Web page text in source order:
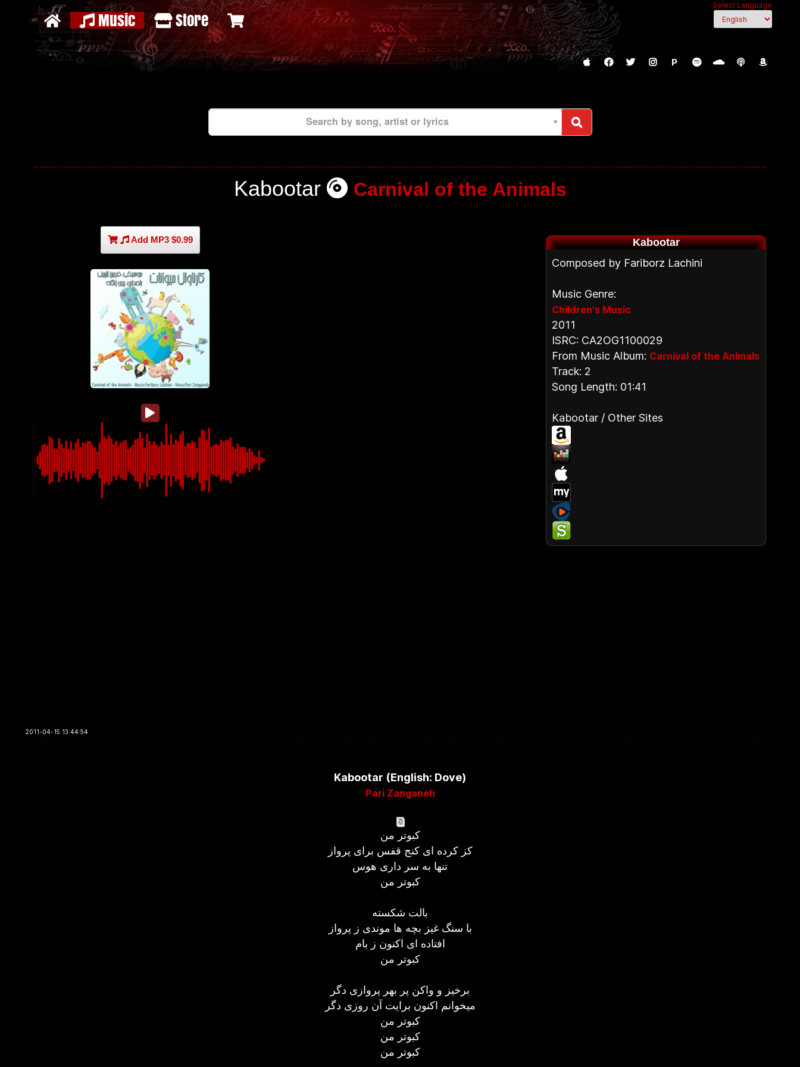
Select Language
Music Store
P
Search by song, artist or lyrics
Kabootar Carnival of the Animals
Add MP3 $0.99 Kabootar
Composed by Fariborz Lachini
Music Genre:
Children's Music
2011
ISRC: CA2OG1100029
From Music Album: Carnival of the Animals
Track: 2
Song Length: 01:41
Kabootar / Other Sites
2011-04-15 13:44:54
Kabootar (English: Dove)
Pari Zanganeh
کبوتر من
کز کرده ای کنج قفس برای پرواز
تنها به سر داری هوس
کبوتر من
بالت شکسته
با سنگ غیز بچه ها موندی ز پرواز
افتاده ای اکنون ز بام
کبوتر من
برخیز و واکن پر بهر پروازی دگر
میخوانم اکنون برایت آن روزی دگر
کبوتر من
کبوتر من
کبوتر من